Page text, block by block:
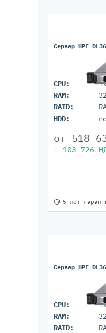
Сервер HPE
CPU:
RAM:
RAID:
HDD:
5 лет
от 518
+ 103 726
Сервер HPE
CPU:
RAM:
RAID: